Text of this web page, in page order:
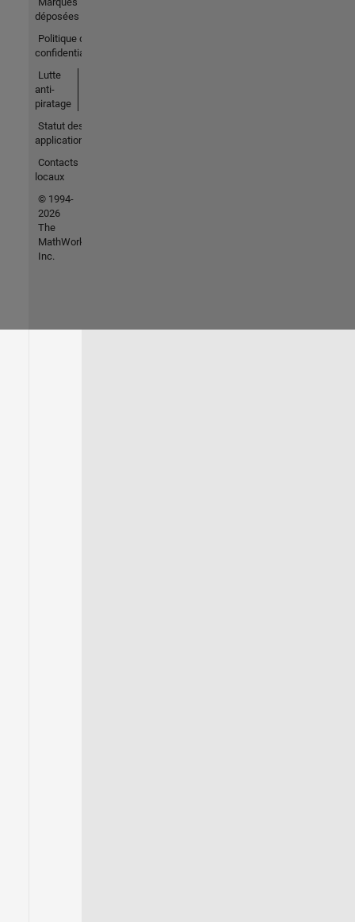
déposées
Politique de
confidentialité
Lutte
anti-
piratage
Statut des
applications
Contacts
locaux
© 1994-
2026
The
MathWorks,
Inc.